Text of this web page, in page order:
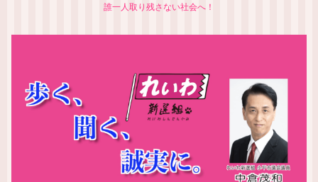
誰一人取り残さない社会へ！